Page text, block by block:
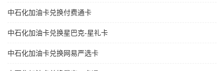
中石化加油卡兑换付费通卡
中石化加油卡兑换星巴克-星礼卡
中石化加油卡兑换网易严选卡